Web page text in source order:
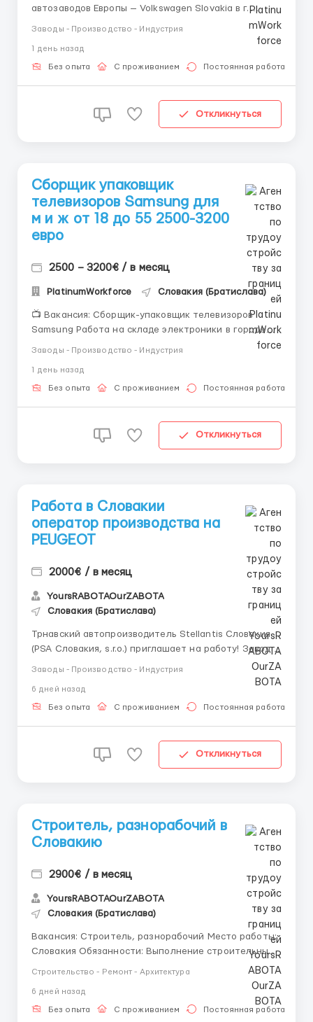
автозаводов Европы — Volkswagen Slovakia в г.
автодеталей. Работа на стабильном производстве с
современными условиями, возможностью
Заводы - Производство - Индустрия
1 день назад
Без опыта С проживанием Постоянная работа
Откликнуться
Сборщик упаковщик
телевизоров Samsung для
м и ж от 18 до 55 2500-3200
евро
2500 – 3200€ / в месяц
PlatinumWorkforce Словакия (Братислава)
📺 Вакансия: Сборщик-упаковщик телевизоров
Samsung Работа на складе электроники в городе
возможна компенсация питания 🏭 современный и
чистый склад электроники 🕒 8–10 часов в де...
Заводы - Производство - Индустрия
1 день назад
Без опыта С проживанием Постоянная работа
Откликнуться
Работа в Словакии
оператор производства на
PEUGEOT
2000€ / в месяц
YoursRABOTAOurZABOTA
Словакия (Братислава)
Трнавский автопроизводитель Stellantis Словакия
(PSA Словакия, s.r.o.) приглашает на работу! Завод
является лидером в производстве малолитражных
автомобилей в сегменте B-mainstream. В настоящее
время она производит чрезвычайно популярные
модели Citroën C3, Peugeot 208 и его полностью
Заводы - Производство - Индустрия
6 дней назад
Без опыта С проживанием Постоянная работа
Откликнуться
Строитель, разнорабочий в
Словакию
2900€ / в месяц
YoursRABOTAOurZABOTA
Словакия (Братислава)
️Вакансия: Строитель, разнорабочий Место работы:
Словакия Обязанности: Выполнение строительных
работ согласно проектным документам Участие в
внутренней отделке Работа с строительным
оборудованием и инструментами Соблюдение
Строительство - Ремонт - Архитектура
6 дней назад
Без опыта С проживанием Постоянная работа